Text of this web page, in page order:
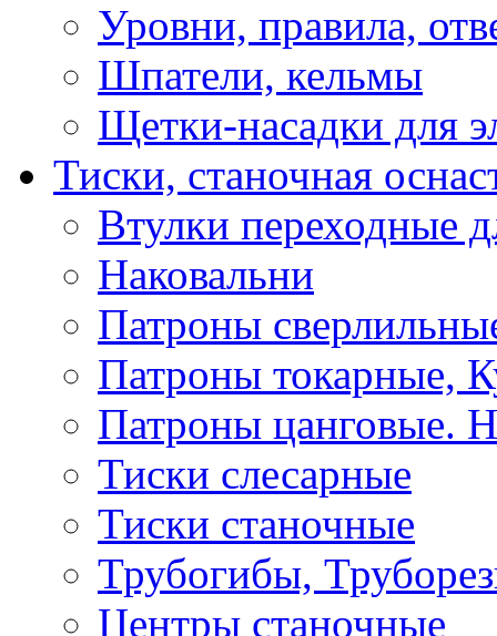
Уровни, правила,
Шпатели, кельмы
Щетки-насадки для
Тиски, станочная
Втулки переходные
Наковальни
Патроны
Патроны токарные,
Патроны цанговые.
Тиски слесарные
Тиски станочные
Трубогибы,
Центры станочные